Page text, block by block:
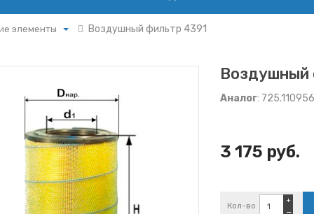
элементы
элементы
ММЗ
МАЗ
Cummins
Ярославского
ЗМЗ
Воздушный фильтр 4391
Воздушный
Аналог:
3 175 руб.
Кол-во
−
+